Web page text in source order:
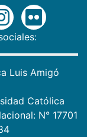
Luis Amigó
Católica
N° 17701